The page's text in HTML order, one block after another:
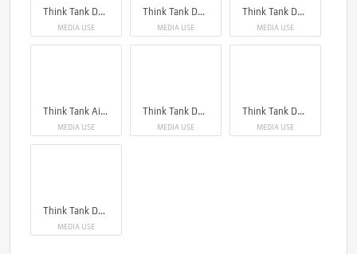
Think Tank Darklight
MEDIA USE
Think Tank Darklight
MEDIA USE
Think Tank Darklight
MEDIA USE
Think Tank Airport Roller Derby V2.0
MEDIA USE
Think Tank Darklight
MEDIA USE
Think Tank Darklight
MEDIA USE
Think Tank Darklight
MEDIA USE